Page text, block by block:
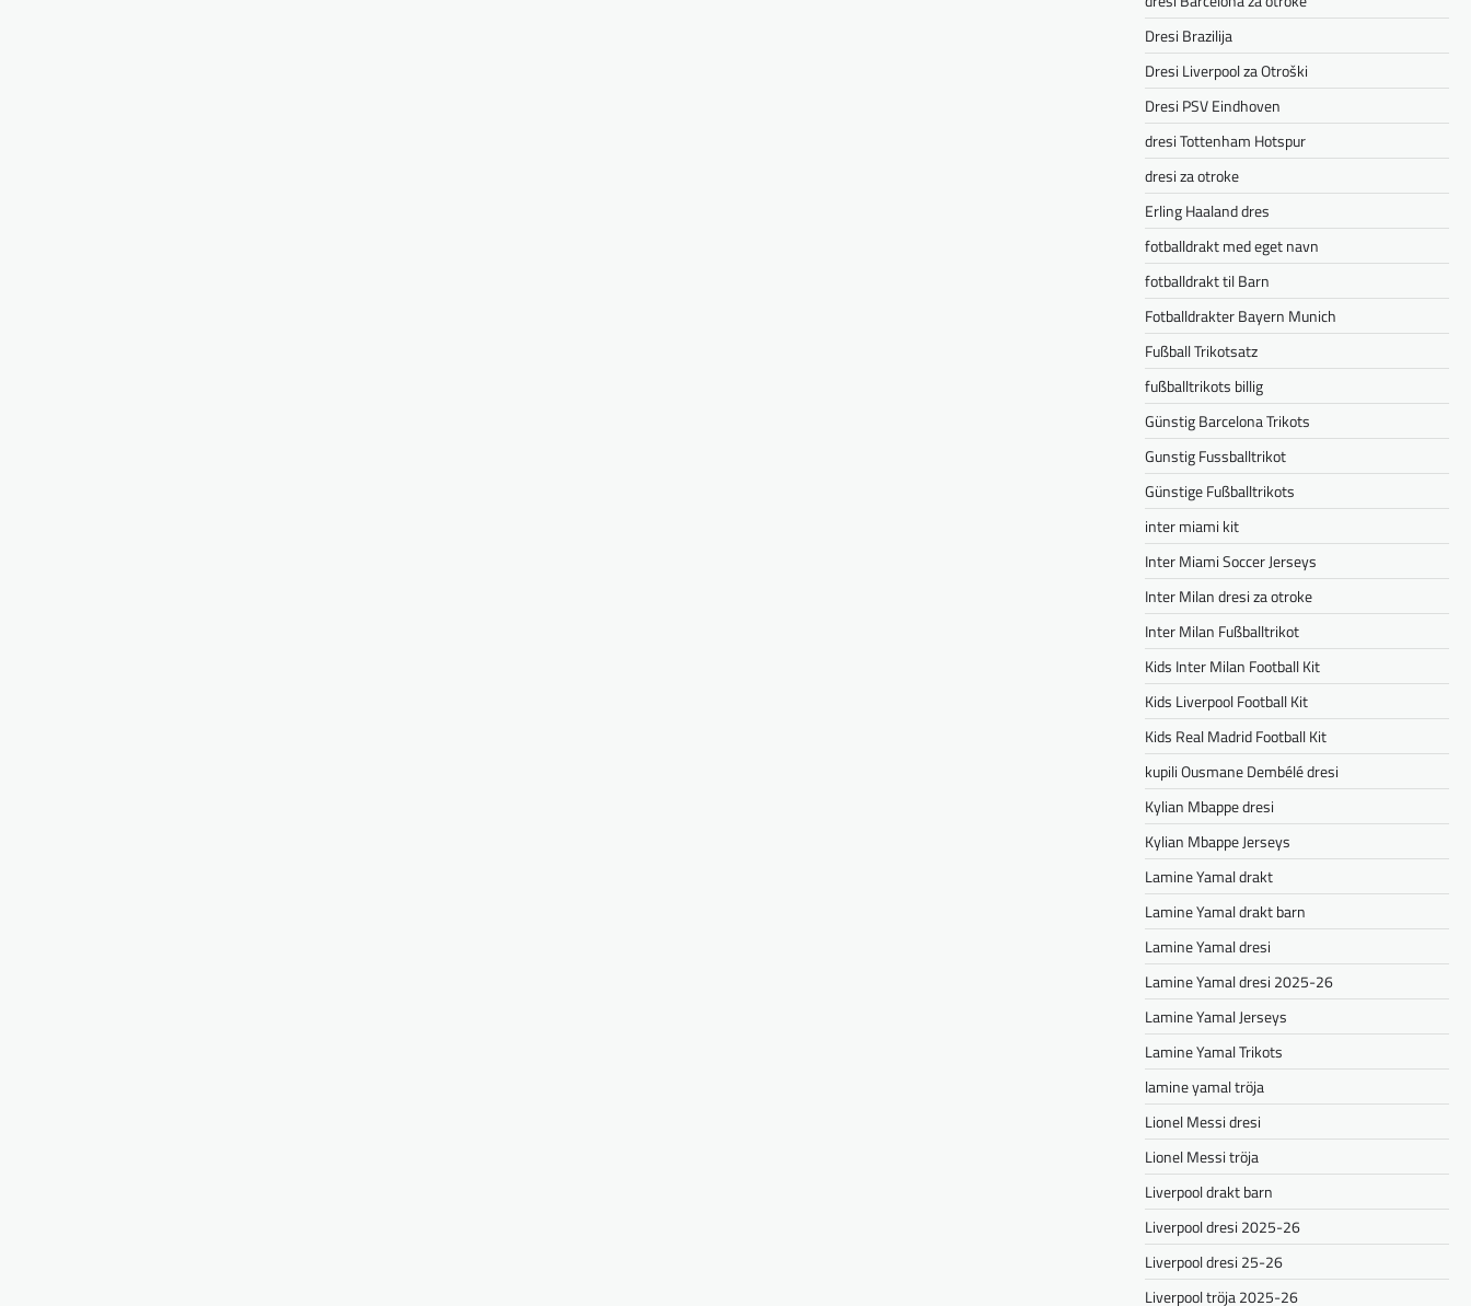
Dresi Brazilija
Dresi Liverpool za Otroški
Dresi PSV Eindhoven
dresi Tottenham Hotspur
dresi za otroke
Erling Haaland dres
fotballdrakt med eget navn
fotballdrakt til Barn
Fotballdrakter Bayern Munich
Fußball Trikotsatz
fußballtrikots billig
Günstig Barcelona Trikots
Gunstig Fussballtrikot
Günstige Fußballtrikots
inter miami kit
Inter Miami Soccer Jerseys
Inter Milan dresi za otroke
Inter Milan Fußballtrikot
Kids Inter Milan Football Kit
Kids Liverpool Football Kit
Kids Real Madrid Football Kit
kupili Ousmane Dembélé dresi
Kylian Mbappe dresi
Kylian Mbappe Jerseys
Lamine Yamal drakt
Lamine Yamal drakt barn
Lamine Yamal dresi
Lamine Yamal dresi 2025-26
Lamine Yamal Jerseys
Lamine Yamal Trikots
lamine yamal tröja
Lionel Messi dresi
Lionel Messi tröja
Liverpool drakt barn
Liverpool dresi 2025-26
Liverpool dresi 25-26
Liverpool tröja 2025-26